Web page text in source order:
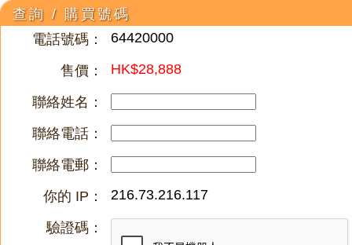
查詢 / 購買號碼
電話號碼：
64420000
售價： HK$28,888
聯絡姓名：
聯絡電話：
聯絡電郵：
你的 IP：
216.73.216.117
驗證碼：